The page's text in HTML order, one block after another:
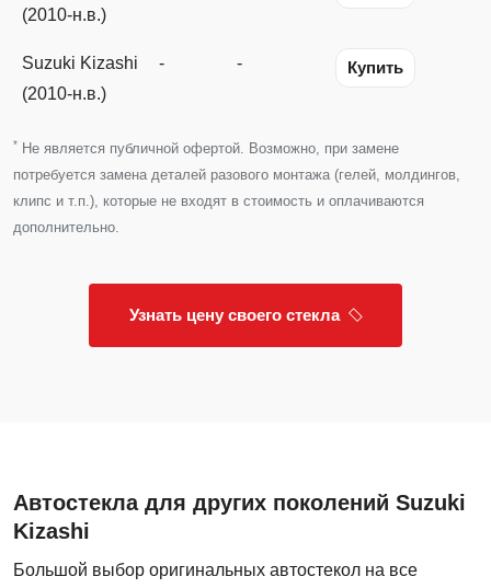
(2010-н.в.)
Suzuki Kizashi
(2010-н.в.)
- - Купить
* Не является публичной офертой. Возможно, при замене
потребуется замена деталей разового монтажа (гелей, молдингов,
клипс и т.п.), которые не входят в стоимость и оплачиваются
дополнительно.
Узнать цену своего стекла
Автостекла для других поколений Suzuki
Kizashi
Большой выбор оригинальных автостекол на все